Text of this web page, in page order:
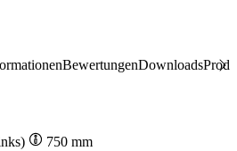
750 mm
BewertungenDownloads